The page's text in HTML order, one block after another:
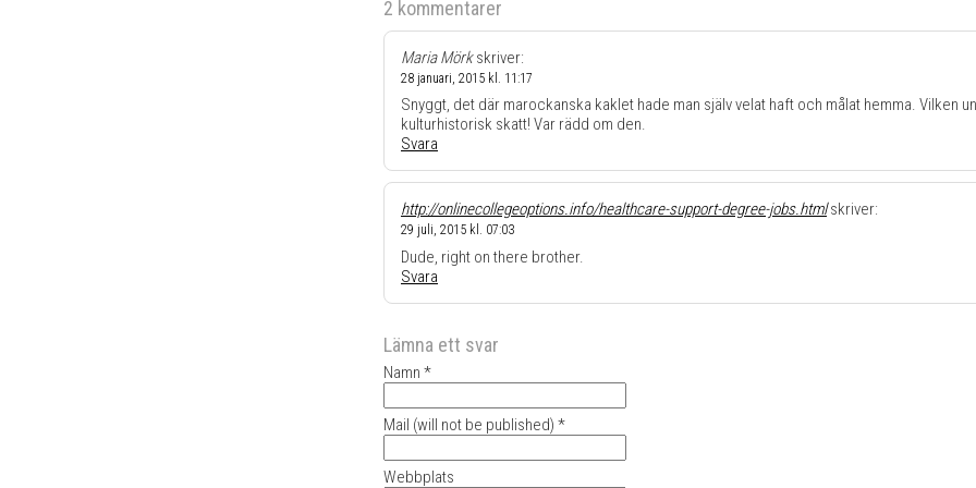
2 kommentarer
Maria Mörk skriver:
28 januari, 2015 kl. 11:17
Snyggt, det där marockanska kaklet hade man själv velat haft och målat hemma. Vilken
kulturhistorisk skatt! Var rädd om den.
Svara
http://onlinecollegeoptions.info/healthcare-support-degree-jobs.html skriver:
29 juli, 2015 kl. 07:03
Dude, right on there brother.
Svara
Lämna ett svar
Namn *
Mail (will not be published) *
Webbplats